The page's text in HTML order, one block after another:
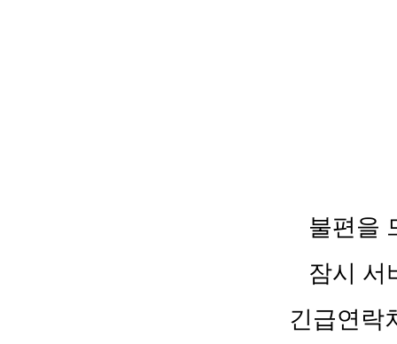
불편을
잠시 서
긴급연락